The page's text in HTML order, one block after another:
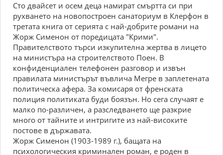
Сто двайсет и осем деца намират смъртта си при
рухването на новопостроен санаториум в Клерфон в
третата книга от серията с най-добрите романи на
Жорж Сименон от поредицата "Крими".
Правителството търси изкупителна жертва в лицето
на министъра на строителството Поен. В
конфиденциален телефонен разговор и извън
правилата министърът въвлича Мегре в заплетената
политическа афера. За комисаря от френската
полиция политиката буди боязън. Но сега случаят е
малко по-различен, а разследването ще разкрие
много от тайните и интригите из най-високите
постове в държавата.
Жорж Сименон (1903-1989 г.), бащата на
психологическия криминален роман, е роден в